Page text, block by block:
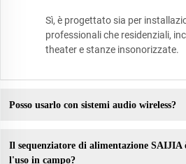
Sì, è progettato sia per
professionali che residenziali,
theater e stanze insonorizzate.
Posso usarlo con sistemi audio wireless?
Il sequenziatore di alimentazione SAIJIA
l'uso in campo?